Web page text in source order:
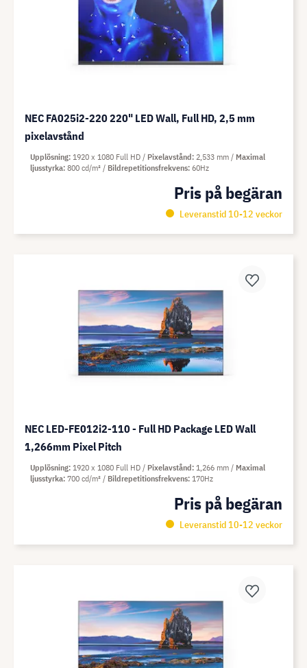
NEC FA025i2-220 220" LED Wall, Full HD, 2,5 mm
pixelavstånd
Pris på begäran
Leveranstid 10-12 veckor
Upplösning 1920 x 1080 Full HD Pixelavstånd 2,533 mm
Maximal
ljusstyrka 800 cd/m² Bildrepetitionsfrekvens 60Hz
NEC LED-FE012i2-110 - Full HD Package LED Wall
1,266mm Pixel Pitch
Pris på begäran
Leveranstid 10-12 veckor
Upplösning 1920 x 1080 Full HD Pixelavstånd 1,266 mm
Maximal
ljusstyrka 700 cd/m² Bildrepetitionsfrekvens 170Hz